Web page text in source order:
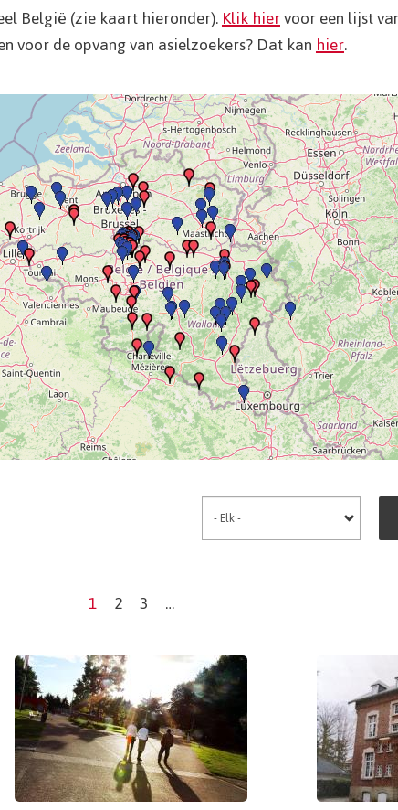
België (zie kaart hieronder).Klik hiervoor een lijst
voor de opvang van asielzoekers? Dat kanhier.
Current
1 Page
2 Page
3 …